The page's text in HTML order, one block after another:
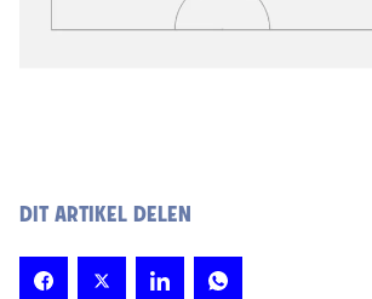
DIT ARTIKEL DELEN